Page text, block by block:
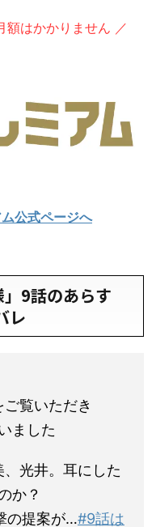
額はかかりません ／
公式ページへ
9話のあらす
レ
ご覧いただき
ました
光井。耳にした
か？
の提案が…#9話は